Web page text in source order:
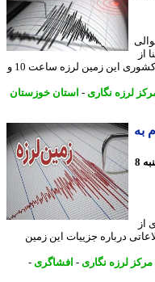
خوزستان و بر اساس گزارش مرکز لرزه نگاری کشوری این زمین لرزه ساعت 10 و
نگاری- استان خوزستان
8
درباره جزییات این زمین
لرزه نگاری- افشاگری-